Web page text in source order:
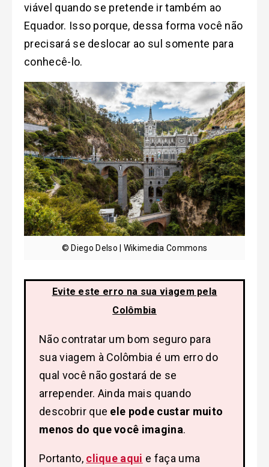
viável quando se pretende ir também ao
Equador. Isso porque, dessa forma você não
precisará se deslocar ao sul somente para
conhecê-lo.
© Diego Delso | Wikimedia Commons
Evite este erro na sua viagem pela
Colômbia
Não contratar um bom seguro para
sua viagem à Colômbia é um erro do
qual você não gostará de se
arrepender. Ainda mais quando
descobrir que ele pode custar muito
menos do que você imagina.
Portanto, clique aqui e faça uma